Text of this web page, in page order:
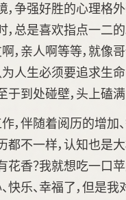
争强好胜的心理格
总是喜欢指点一二
，亲人啊等等，就
人生必须要追求生
于到处碰壁，头上磕
，伴随着阅历的增加
不一样，认知也是
香？我就想吃一口
快乐、幸福了，但是